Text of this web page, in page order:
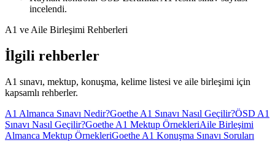
incelendi.
A1 ve Aile Birleşimi Rehberleri
İlgili rehberler
A1 sınavı, mektup, konuşma, kelime listesi ve aile birleşimi için
kapsamlı rehberler.
A1 Almanca Sınavı Nedir?Goethe A1 Sınavı Nasıl Geçilir?ÖSD A1
Sınavı Nasıl Geçilir?Goethe A1 Mektup ÖrnekleriAile Birleşimi
Almanca Mektup ÖrnekleriGoethe A1 Konuşma Sınavı Soruları